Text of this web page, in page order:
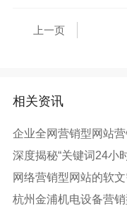
上一页
相关资讯
企业全网营销型网站
深度揭秘“关键词24小
网络营销型网站的软
杭州金浦机电设备营